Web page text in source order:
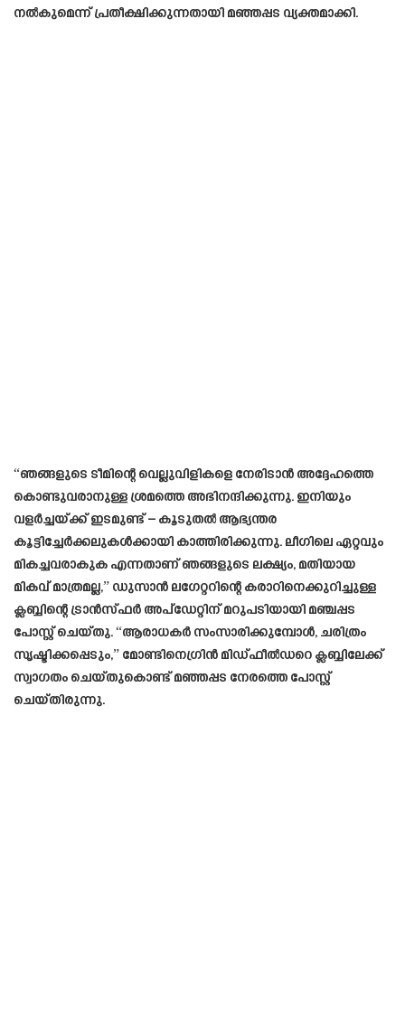
നൽകുമെന്ന് പ്രതീക്ഷിക്കുന്നതായി മഞ്ഞപ്പട വ്യക്തമാക്കി.
“ഞങ്ങളുടെ ടീമിന്റെ വെല്ലുവിളികളെ നേരിടാൻ അദ്ദേഹത്തെ
കൊണ്ടുവരാനുള്ള ശ്രമത്തെ അഭിനന്ദിക്കുന്നു. ഇനിയും
വളർച്ചയ്ക്ക് ഇടമുണ്ട് – കൂടുതൽ ആഭ്യന്തര
കൂട്ടിച്ചേർക്കലുകൾക്കായി കാത്തിരിക്കുന്നു. ലീഗിലെ ഏറ്റവും
മികച്ചവരാകുക എന്നതാണ് ഞങ്ങളുടെ ലക്ഷ്യം, മതിയായ
മികവ് മാത്രമല്ല,” ഡുസാൻ ലഗേറ്ററിന്റെ കരാറിനെക്കുറിച്ചുള്ള
ക്ലബ്ബിന്റെ ട്രാൻസ്ഫർ അപ്‌ഡേറ്റിന് മറുപടിയായി മഞ്ചപ്പട
പോസ്റ്റ് ചെയ്തു. “ആരാധകർ സംസാരിക്കുമ്പോൾ, ചരിത്രം
സൃഷ്ടിക്കപ്പെടും,” മോണ്ടിനെഗ്രിൻ മിഡ്ഫീൽഡറെ ക്ലബ്ബിലേക്ക്
സ്വാഗതം ചെയ്തുകൊണ്ട് മഞ്ഞപ്പട നേരത്തെ പോസ്റ്റ്
ചെയ്തിരുന്നു.